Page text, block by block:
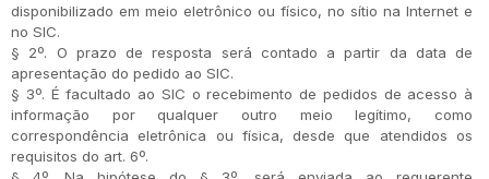
disponibilizado em meio eletrônico ou físico, no sítio na Internet e
no SIC.
§ 2º. O prazo de resposta será contado a partir da data de
apresentação do pedido ao SIC.
§ 3º. É facultado ao SIC o recebimento de pedidos de acesso à
informação por qualquer outro meio legítimo, como
correspondência eletrônica ou física, desde que atendidos os
requisitos do art. 6º.